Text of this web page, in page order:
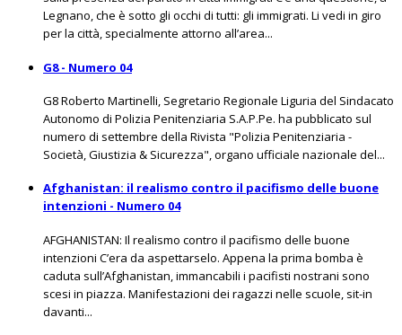
Legnano, che è sotto gli occhi di tutti: gli immigrati. Li vedi in giro
per la città, specialmente attorno all’area...
G8 - Numero 04
G8 Roberto Martinelli, Segretario Regionale Liguria del Sindacato
Autonomo di Polizia Penitenziaria S.A.P.Pe. ha pubblicato sul
numero di settembre della Rivista "Polizia Penitenziaria -
Società, Giustizia & Sicurezza", organo ufficiale nazionale del...
Afghanistan: il realismo contro il pacifismo delle buone
intenzioni - Numero 04
AFGHANISTAN: Il realismo contro il pacifismo delle buone
intenzioni C’era da aspettarselo. Appena la prima bomba è
caduta sull’Afghanistan, immancabili i pacifisti nostrani sono
scesi in piazza. Manifestazioni dei ragazzi nelle scuole, sit-in
davanti...